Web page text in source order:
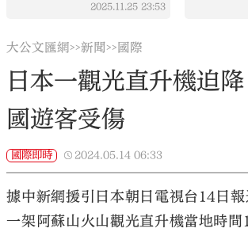
2025.11.25 23:53
大公文匯網>>新聞>> 國際
日本一觀光直升機迫
國遊客受傷
國際即時 2024.05.14 06:33
據中新網援引日本朝日電視台14日
一架阿蘇山火山觀光直升機當地時